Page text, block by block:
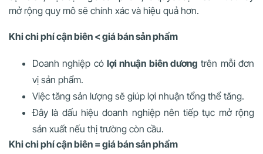
mở rộng quy mô sẽ chính xác và hiệu quả hơn.
Khi chi phí cận biên < giá bán sản phẩm
Doanh nghiệp có lợi nhuận biên dương trên mỗi đơn
vị sản phẩm.
Việc tăng sản lượng sẽ giúp lợi nhuận tổng thể tăng.
Đây là dấu hiệu doanh nghiệp nên tiếp tục mở rộng
sản xuất nếu thị trường còn cầu.
Khi chi phí cận biên = giá bán sản phẩm